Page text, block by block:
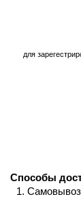
для
Способы
Самовывоз